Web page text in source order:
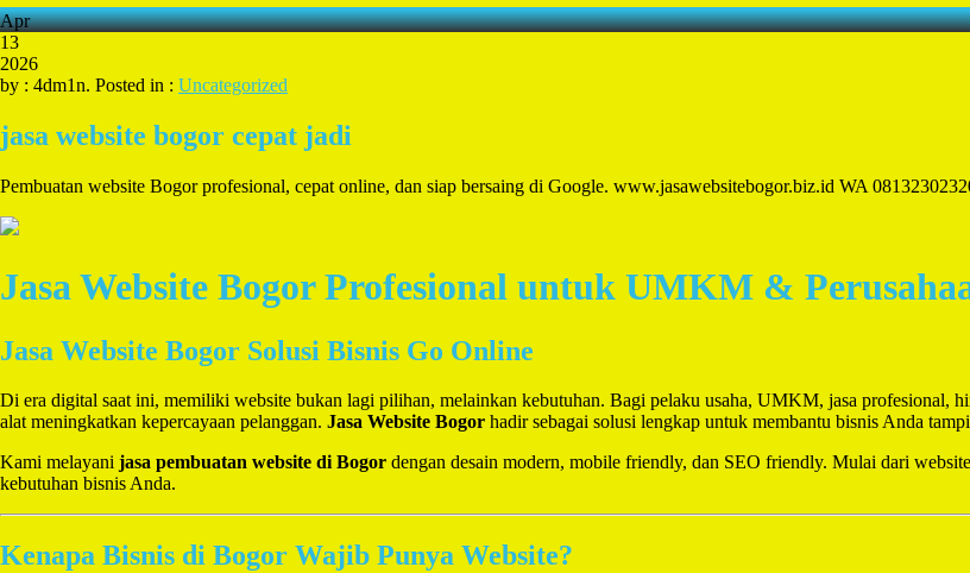
Apr
13
2026
by : 4dm1n. Posted in : Uncategorized
jasa website bogor cepat jadi
Pembuatan website Bogor profesional, cepat online, dan siap bersaing di Google. www.jasawebsitebogor.biz.id WA
Jasa Website Bogor Profesional untuk UMKM &
Jasa Website Bogor Solusi Bisnis Go Online
Di era digital saat ini, memiliki website bukan lagi pilihan, melainkan kebutuhan. Bagi pelaku usaha, UMKM, jasa profesional,
alat meningkatkan kepercayaan pelanggan. Jasa Website Bogor hadir sebagai solusi lengkap untuk membantu bisnis Anda
Kami melayani jasa pembuatan website di Bogor dengan desain modern, mobile friendly, dan SEO friendly. Mulai dari
kebutuhan bisnis Anda.
Kenapa Bisnis di Bogor Wajib Punya Website?